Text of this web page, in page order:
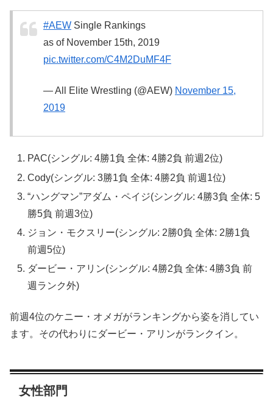
#AEW Single Rankings
as of November 15th, 2019
pic.twitter.com/C4M2DuMF4F
— All Elite Wrestling (@AEW) November 15,
2019
PAC(シングル: 4勝1負 全体: 4勝2負 前週2位)
Cody(シングル: 3勝1負 全体: 4勝2負 前週1位)
“ハングマン”アダム・ペイジ(シングル: 4勝3負 全体: 5
勝5負 前週3位)
ジョン・モクスリー(シングル: 2勝0負 全体: 2勝1負
前週5位)
ダービー・アリン(シングル: 4勝2負 全体: 4勝3負 前
週ランク外)
前週4位のケニー・オメガがランキングから姿を消してい
ます。その代わりにダービー・アリンがランクイン。
女性部門